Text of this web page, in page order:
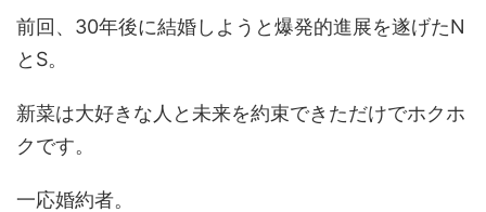
前回、30年後に結婚しようと爆発的進展を遂げたN
とS。
新菜は大好きな人と未来を約束できただけでホクホ
クです。
一応婚約者。